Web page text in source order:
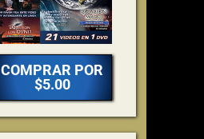
COMPRAR POR
$5.00